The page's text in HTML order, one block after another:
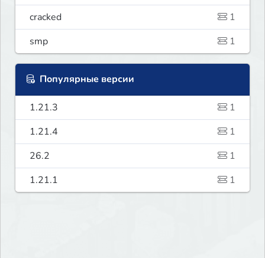
cracked
1
smp
1
Популярные версии
1.21.3
1
1.21.4
1
26.2
1
1.21.1
1